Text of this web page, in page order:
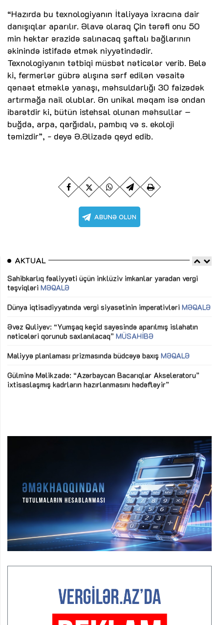
“Hazırda bu texnologiyanın İtaliyaya ixracına dair
danışıqlar aparılır. Əlavə olaraq Çin tərəfi onu 50
min hektar ərazidə salınacaq şaftalı bağlarının
əkinində istifadə etmək niyyətindədir.
Texnologiyanın tətbiqi müsbət nəticələr verib. Belə
ki, fermerlər gübrə alışına sərf edilən vəsaitə
qənaət etməklə yanaşı, məhsuldarlığı 30 faizədək
artırmağa nail olublar. Ən unikal məqam isə ondan
ibarətdir ki, bütün istehsal olunan məhsullar –
buğda, arpa, qarğıdalı, pambıq və s. ekoloji
təmizdir”, - deyə Ə.Əlizadə qeyd edib.
AKTUAL
Sahibkarlıq fəaliyyəti üçün inklüziv imkanlar yaradan vergi
təşviqləri MƏQALƏ
Dünya iqtisadiyyatında vergi siyasətinin imperativləri MƏQALƏ
Əvəz Quliyev: “Yumşaq keçid sayəsində aparılmış islahatın
nəticələri qorunub saxlanılacaq” MÜSAHİBƏ
Maliyyə planlaması prizmasında büdcəyə baxış MƏQALƏ
Gülminə Məlikzadə: “Azərbaycan Bacarıqlar Akseleratoru”
ixtisaslaşmış kadrların hazırlanmasını hədəfləyir”